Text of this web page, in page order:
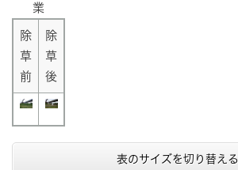
業
除
草
前
除
草
後
表のサイズを切り替える